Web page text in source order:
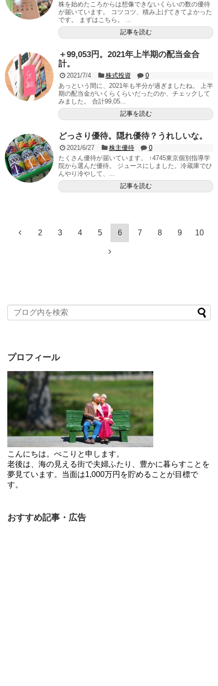
株を始めたころからは想像できないくらいの数の優待
が届いています。 コツコツ、積み上げてきてよかった
です。 まずはこちら。 ...
記事を読む
＋99,053円。2021年上半期の配当金合
計。
2021/7/4 株式投資
0
あっという間に、2021年も半分が過ぎましたね。 上半
期の配当金がいくらくらいだったのか、チェックして
みました。 合計99,05...
記事を読む
どっさり優待。隠れ優待？うれしいな。
2021/6/27 株主優待
0
たくさん優待が届いています。 ↑4745東京個別指導学
院から選んだ優待。 ジュースにしました。冷蔵庫でひ
んやり冷やして、...
記事を読む
2 3 4 5 6 7 8 9 10
プロフィール
こんにちは。ぺこりと申します。
老後は、海の見える街で夫婦ふたり、豊かに暮らすことを
夢見ています。当面は1,000万円を貯めることが目標で
す。
おすすめ記事・広告